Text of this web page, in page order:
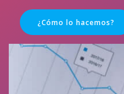
¿Cómo lo hacemos?